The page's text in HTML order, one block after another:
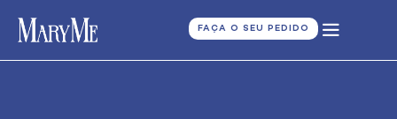
FAÇA O SEU PEDIDO